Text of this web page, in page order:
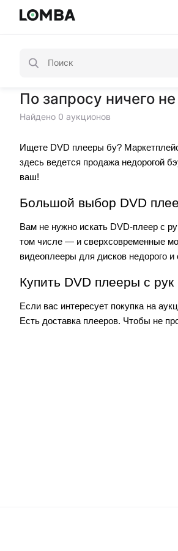
По запросу ничего
Найдено 0 аукционов
Ищете DVD плееры бу?
здесь ведется продажа недорогой
ваш!
Большой выбор DVD
Вам не нужно искать DVD-плеер с
том числе — и сверхсовременные
видеоплееры для дисков недорого
Купить DVD плееры с
Если вас интересует покупка на
Есть доставка плееров. Чтобы не